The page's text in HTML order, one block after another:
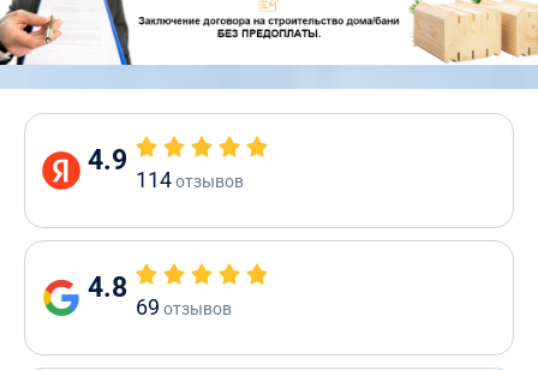
4.9
114отзывов
4.8
69 отзывов